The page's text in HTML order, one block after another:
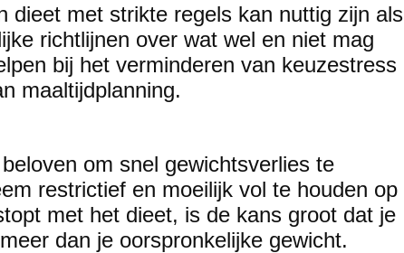
dieet met strikte regels kan nuttig zijn als
richtlijnen over wat wel en niet mag
bij het verminderen van keuzestress
maaltijdplanning.
om snel gewichtsverlies te
restrictief en moeilijk vol te houden op
met het dieet, is de kans groot dat je
dan je oorspronkelijke gewicht.